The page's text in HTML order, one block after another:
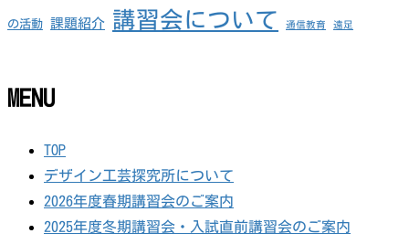
の活動 課題紹介 講習会について 通信教育 遠足
MENU
TOP
デザイン工芸探究所について
2026年度春期講習会のご案内
2025年度冬期講習会・入試直前講習会のご案内